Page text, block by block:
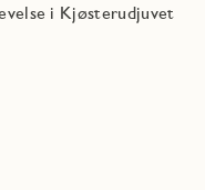
i Kjøsterudjuvet